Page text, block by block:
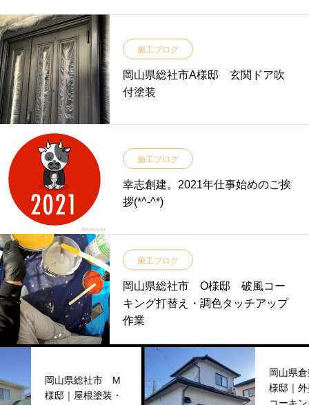
施工ブログ
岡山県総社市A様邸 玄関ドア吹
付塗装
施工ブログ
幸志創建。2021年仕事始めのご挨
拶(*^-^*)
施工ブログ
岡山県総社市 O様邸 破風コー
キング打替え・調色タッチアップ
作業
岡山県総社市 M
様邸｜屋根塗装・
岡山県倉敷市 N
様邸｜外壁塗装・
コーキング工事/